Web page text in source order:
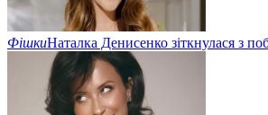
ФішкиНаталка Денисенко зіткнулася з